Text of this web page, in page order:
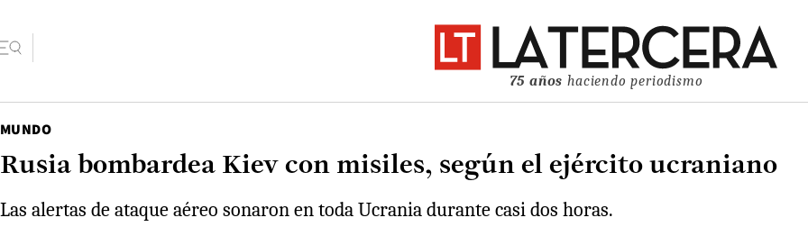
75 años haciendo periodismo
MUNDO
Rusia bombardea Kiev con misiles, según el ejército ucraniano
Las alertas de ataque aéreo sonaron en toda Ucrania durante casi dos horas.